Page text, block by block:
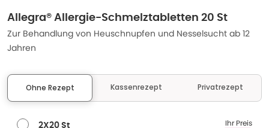
Allegra® Allergie-Schmelztabletten 20 St
Zur Behandlung von Heuschnupfen und Nesselsucht ab 12
Jahren
Ohne Rezept Kassenrezept Privatrezept
2X20 St Ihr Preis